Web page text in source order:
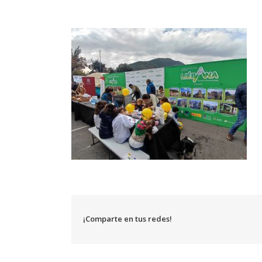
¡Comparte en tus redes!